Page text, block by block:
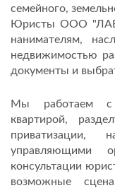
семейного,
Юристы ООО
нанимателям,
недвижимостью
документы и
Мы работаем с
квартирой,
управляющими
консультации
возможные